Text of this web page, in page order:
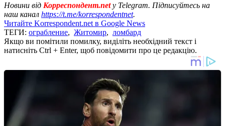
Новини від Корреспондент.net у Telegram. Підписуйтесь на
наш канал https://t.me/korrespondentnet.
Читайте Korrespondent.net в Google News
ТЕГИ: ограбление, Житомир, ломбард
Якщо ви помітили помилку, виділіть необхідний текст і
натисніть Ctrl + Enter, щоб повідомити про це редакцію.